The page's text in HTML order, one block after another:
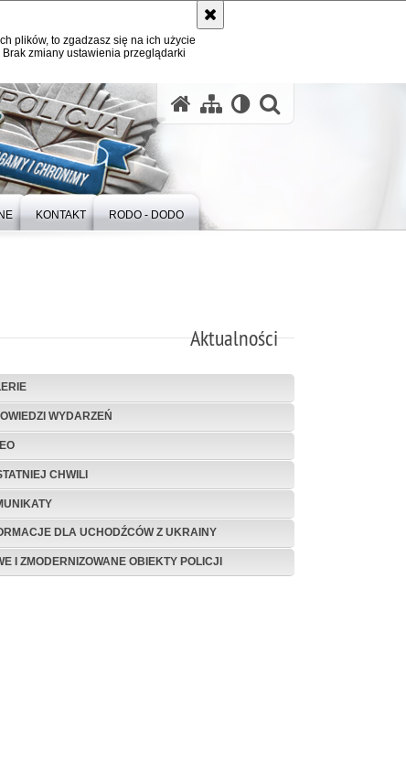
plików, to zgadzasz się na ich użycie
zmiany ustawienia przeglądarki
KONTAKT RODO - DODO
Aktualności
WYDARZEŃ
CHWILI
DLA UCHODŹCÓW Z UKRAINY
I ZMODERNIZOWANE OBIEKTY POLICJI